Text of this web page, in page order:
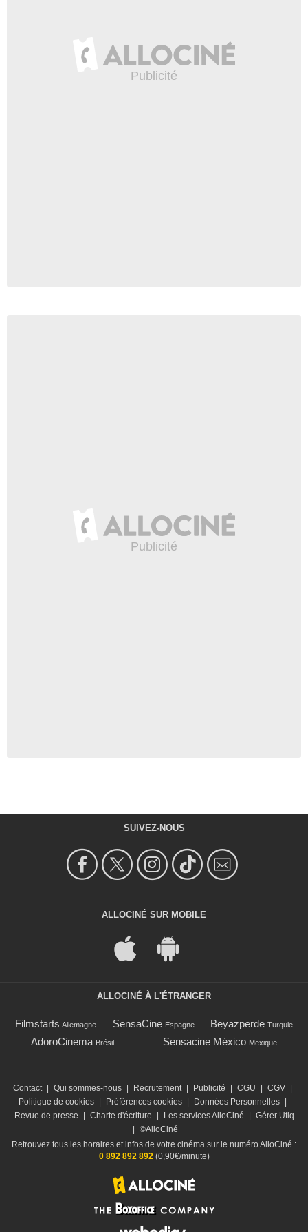
SUIVEZ-NOUS
ALLOCINÉ SUR MOBILE
ALLOCINÉ À L'ÉTRANGER
Filmstarts Allemagne SensaCine Espagne Beyazperde Turquie
AdoroCinema Brésil Sensacine México Mexique
Contact | Qui sommes-nous | Recrutement | Publicité | CGU | CGV |
Politique de cookies | Préférences cookies | Données Personnelles |
Revue de presse
| Charte d'écriture | Les services AlloCiné | Gérer Utiq
| ©AlloCiné
Retrouvez tous les horaires et infos de votre cinéma sur le numéro AlloCiné :
0 892 892 892(0,90€/minute)